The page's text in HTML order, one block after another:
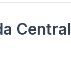
Central